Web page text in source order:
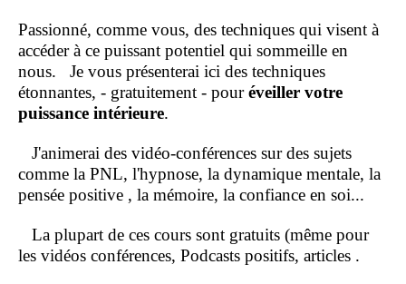
Passionné, comme vous, des techniques qui visent à
accéder à ce puissant potentiel qui sommeille en
nous. Je vous présenterai ici des techniques
étonnantes, - gratuitement - pouréveiller votre
puissance intérieure.
J'animerai des vidéo-conférences sur des sujets
comme la PNL, l'hypnose, la dynamique mentale, la
pensée positive , la mémoire, la confiance en soi...
La plupart de ces cours sont gratuits (même pour
les vidéos conférences, Podcasts positifs, articles .